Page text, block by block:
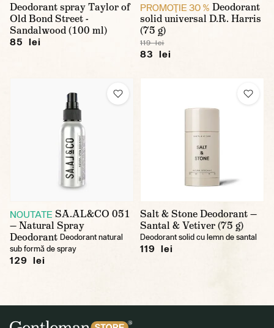
Deodorant spray Taylor of
Old Bond Street -
Sandalwood (100 ml)
85 lei
PROMOŢIE 30 % Deodorant
solid universal D.R. Harris
(75 g)
119 lei
83 lei
NOUTATE SA.AL&CO 051
— Natural Spray
Deodorant Deodorant natural
sub formă de spray
129 lei
Salt & Stone Deodorant —
Santal & Vetiver (75 g)
Deodorant solid cu lemn de santal
119 lei